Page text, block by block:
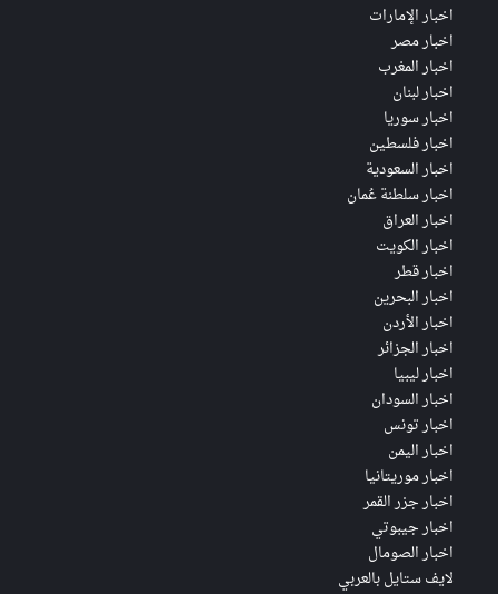
اخبار الإمارات
اخبار مصر
اخبار المغرب
اخبار لبنان
اخبار سوريا
اخبار فلسطين
اخبار السعودية
اخبار سلطنة عُمان
اخبار العراق
اخبار الكويت
اخبار قطر
اخبار البحرين
اخبار الأردن
اخبار الجزائر
اخبار ليبيا
اخبار السودان
اخبار تونس
اخبار اليمن
اخبار موريتانيا
اخبار جزر القمر
اخبار جيبوتي
اخبار الصومال
لايف ستايل بالعربي